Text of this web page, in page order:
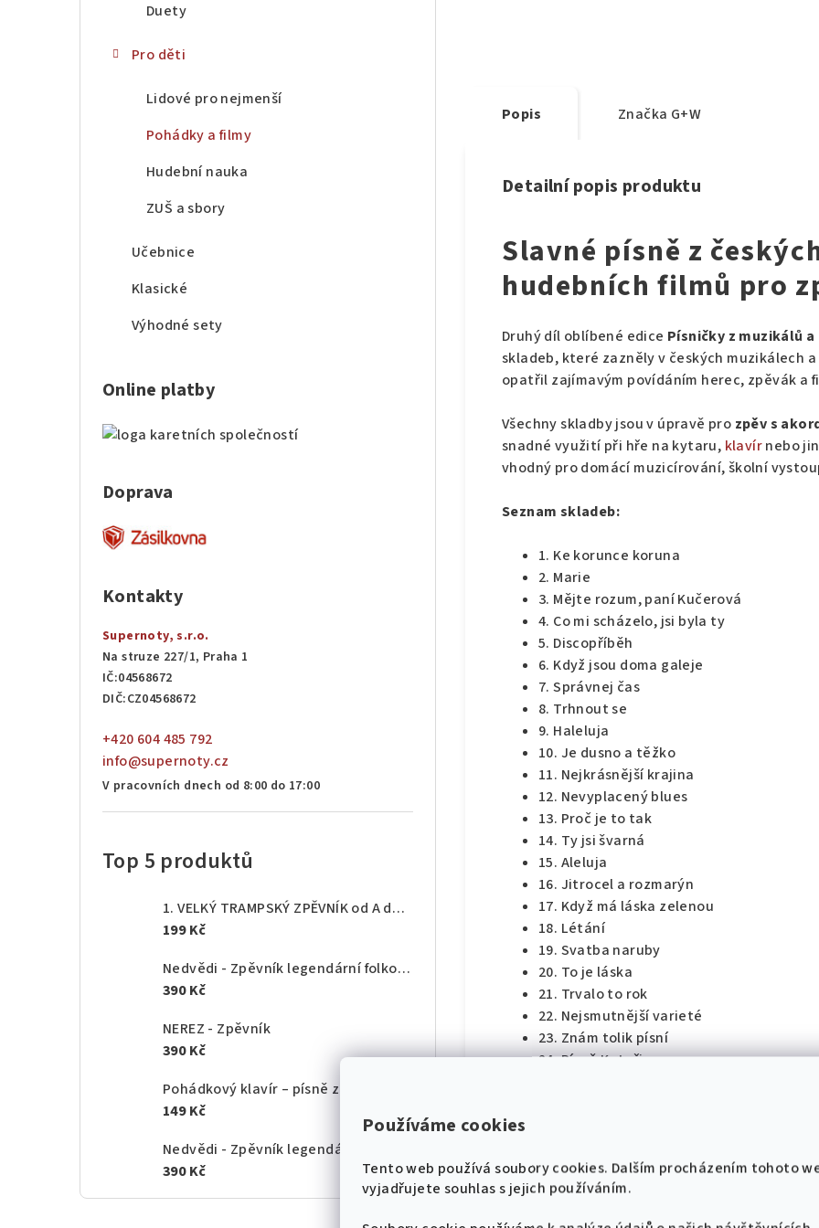
Používáme cookies
Tento web používá soubory cookies. Dalším procházením tohoto
vyjadřujete souhlas s jejich používáním.
Duety
Pro děti
Lidové pro nejmenší
Pohádky a filmy
Hudební nauka
ZUŠ a sbory
Učebnice
Klasické
Výhodné sety
Online platby
Doprava
Kontakty
Supernoty, s.r.o.
Na struze 227/1, Praha 1
IČ:04568672
DIČ:CZ04568672
+420 604 485 792
info@supernoty.cz
V pracovních dnech od 8:00 do 17:00
Top 5 produktů
1. VELKÝ TRAMPSKÝ ZPĚVNÍK od A do Z - texty akordy
199 Kč
Nedvědi - Zpěvník legendární folkové rodiny - 1.díl
390 Kč
NEREZ - Zpěvník
390 Kč
149 Kč
390 Kč
Popis Značka G+W
Detailní popis produktu
Slavné písně z
hudebních filmů pro
Druhý díl oblíbené edice Písničky z muzikálů
skladeb, které zazněly v českých muzikálech
opatřil zajímavým povídáním herec, zpěvák a
Všechny skladby jsou v úpravě pro zpěv s
snadné využití při hře na kytaru, klavírnebo
vhodný pro domácí muzicírování, školní
Seznam skladeb:
1. Ke korunce koruna
2. Marie
3. Mějte rozum, paní Kučerová
4. Co mi scházelo, jsi byla ty
5. Discopříběh
6. Když jsou doma galeje
7. Správnej čas
8. Trhnout se
9. Haleluja
10. Je dusno a těžko
11. Nejkrásnější krajina
12. Nevyplacený blues
13. Proč je to tak
14. Ty jsi švarná
15. Aleluja
16. Jitrocel a rozmarýn
17. Když má láska zelenou
18. Létání
19. Svatba naruby
20. To je láska
21. Trvalo to rok
22. Nejsmutnější varieté
23. Znám tolik písní
24. Píseň Kateřiny
29. Po temné noci
30. Sen lásky nedosněný
stejnou notu! 🎸
Nové zpěvníky, noty a akce přímo do tvého